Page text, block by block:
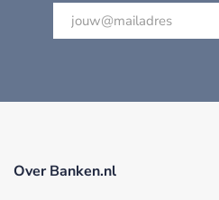
Over Banken.nl